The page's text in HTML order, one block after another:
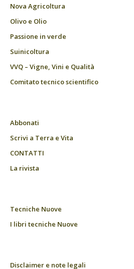
Nova Agricoltura
Olivo e Olio
Passione in verde
Suinicoltura
VVQ – Vigne, Vini e Qualità
Comitato tecnico scientifico
Abbonati
Scrivi a Terra e Vita
CONTATTI
La rivista
Tecniche Nuove
I libri tecniche Nuove
Disclaimer e note legali